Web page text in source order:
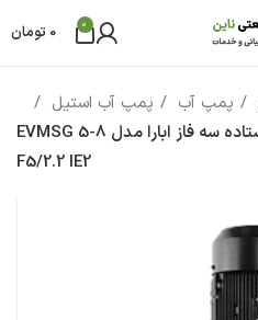
0
0 تومان
پمپ آب
پمپ آب استیل
پمپ آب 3 اسب استيل ایستاده سه فاز ابارا مدل EVMSG 5-8
F5/2.2 IE2